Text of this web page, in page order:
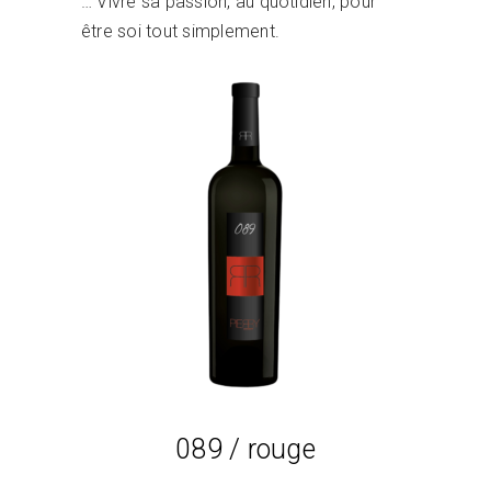
être soi tout simplement.
Lire la suite
089 / rouge